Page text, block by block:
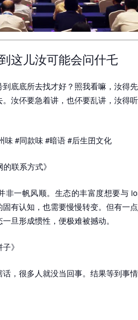
这儿汝可能会问什乇
底底所去找才好？照我看嘛，汝得
汝伓要急着讲，也伓要乱讲，汝得
味 #同款味 #暗语 #后生囝文化
联系方式》
非一帆风顺。生态的丰富度想要与
有认知，也需要慢慢转变。但有一
旦形成惯性，便极难被撼动。
》
，很多人就没当回事。结果等到事